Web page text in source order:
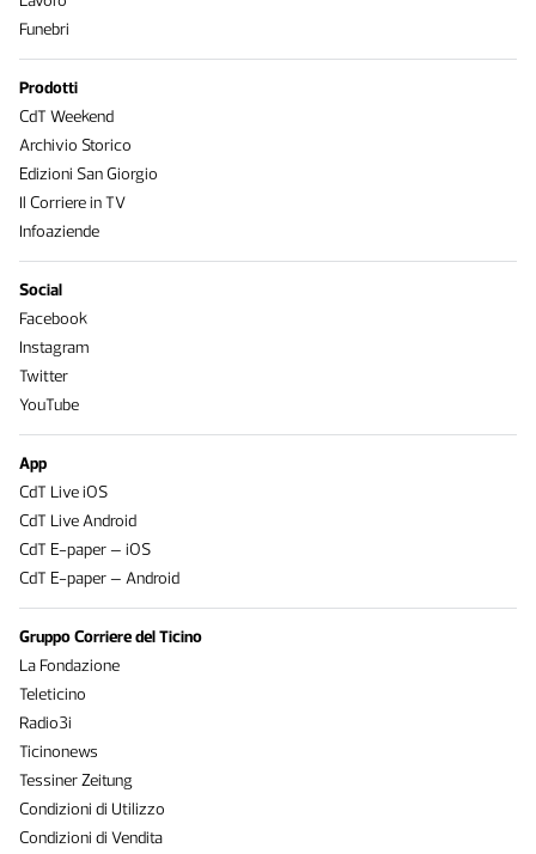
Funebri
Prodotti
CdT Weekend
Archivio Storico
Edizioni San Giorgio
Il Corriere in TV
Infoaziende
Social
Facebook
Instagram
Twitter
YouTube
App
CdT Live iOS
CdT Live Android
CdT E-paper – iOS
CdT E-paper – Android
Gruppo Corriere del Ticino
La Fondazione
Teleticino
Radio3i
Ticinonews
Tessiner Zeitung
Condizioni di Utilizzo
Condizioni di Vendita